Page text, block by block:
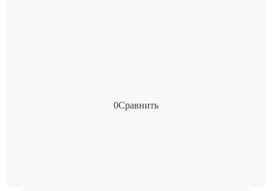
0Сравнить